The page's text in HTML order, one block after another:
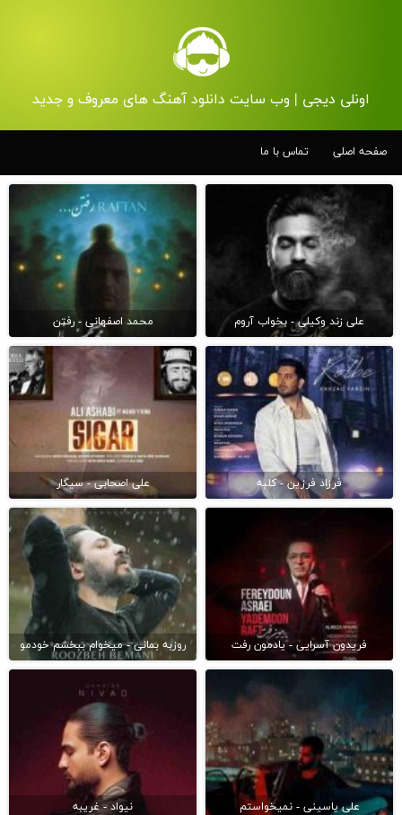
اونلی دیجی | وب سایت دانلود آهنگ های معروف و جدید
صفحه اصلی تماس با ما
علی زند وکیلی - بخواب آروم محمد اصفهانی - رفتن
فرزاد فرزین - کلبه علی اصحابی - سیگار
فریدون آسرایی - یادمون رفت روزبه بمانی - میخوام ببخشم خودمو
علی یاسینی - نمیخواستم نیواد - غریبه